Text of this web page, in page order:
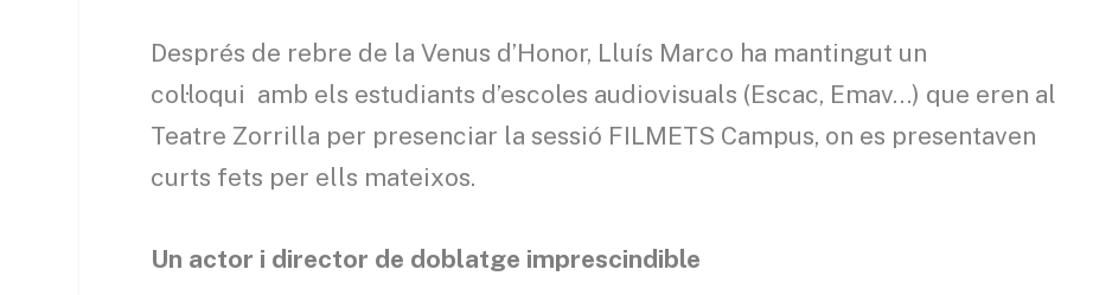
Després de rebre de la Venus d’Honor, Lluís Marco ha mantingut un
col·loqui amb els estudiants d’escoles audiovisuals (Escac, Emav…) que eren al
Teatre Zorrilla per presenciar la sessió FILMETS Campus, on es presentaven
curts fets per ells mateixos.
Un actor i director de doblatge imprescindible